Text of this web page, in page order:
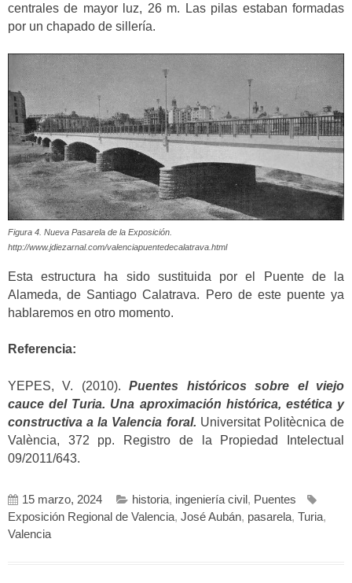
centrales de mayor luz, 26 m. Las pilas estaban formadas
por un chapado de sillería.
Figura 4. Nueva Pasarela de la Exposición.
http://www.jdiezarnal.com/valenciapuentedecalatrava.html
Esta estructura ha sido sustituida por el Puente de la
Alameda, de Santiago Calatrava. Pero de este puente ya
hablaremos en otro momento.
Referencia:
YEPES, V. (2010).Puentes históricos sobre el viejo
cauce del Turia. Una aproximación histórica, estética y
constructiva a la Valencia foral. Universitat Politècnica de
València, 372 pp. Registro de la Propiedad Intelectual
09/2011/643.
15 marzo, 2024 historia, ingeniería civil , Puentes
Exposición Regional de Valencia, José Aubán, pasarela, Turia,
Valencia